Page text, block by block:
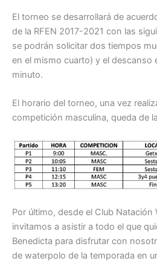
El torneo se desarrollará de
de la RFEN 2017-2021 con las
se podrán solicitar dos tiempos
en el mismo cuarto) y el descanso
minuto.
El horario del torneo, una vez
competición masculina, queda de
Por último, desde el Club Natación
invitamos a asistir a todo el que
Benedicta para disfrutar con
de waterpolo de la temporada en